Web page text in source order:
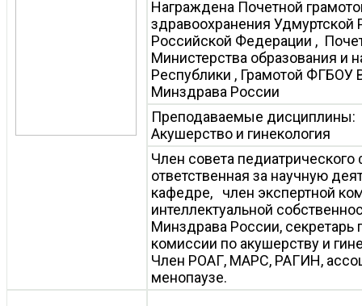
Награждена Почетной
здравоохранения Удмуртской
Российской Федерации ,
Министерства образования и
Республики , Грамотой
Минздрава России
Преподаваемые дисциплины:
Акушерство и гинекология
Член совета педиатрического
ответственная за научную
кафедре, член экспертной
интеллектуальной
Минздрава России, секретарь
комиссии по акушерству и
Член РОАГ, МАРС, РАГИН,
менопаузе.